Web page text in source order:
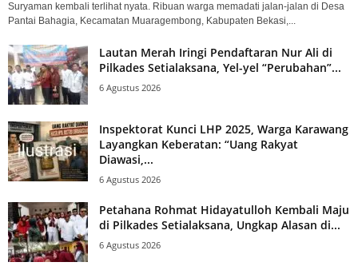
Suryaman kembali terlihat nyata. Ribuan warga memadati jalan-jalan di Desa
Pantai Bahagia, Kecamatan Muaragembong, Kabupaten Bekasi,...
Lautan Merah Iringi Pendaftaran Nur Ali di
Pilkades Setialaksana, Yel-yel “Perubahan”...
6 Agustus 2026
Inspektorat Kunci LHP 2025, Warga Karawang
Layangkan Keberatan: “Uang Rakyat
Diawasi,...
6 Agustus 2026
Petahana Rohmat Hidayatulloh Kembali Maju
di Pilkades Setialaksana, Ungkap Alasan di...
6 Agustus 2026